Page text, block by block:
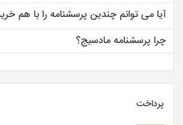
آیا می توانم چندین پرسشنامه را با هم
چرا پرسشنامه مادسیج؟
پرداخت